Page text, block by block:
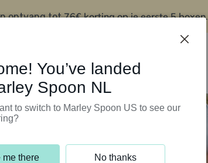
ontvang tot76€ korting op je eerste 5 boxen.
You’ve landed
Spoon NL
to switch to Marley Spoon US to see our
me there No thanks